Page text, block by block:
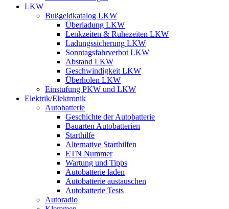
LKW
Bußgeldkatalog LKW
Überladung LKW
Lenkzeiten & Ruhezeiten LKW
Ladungssicherung LKW
Sonntagsfahrverbot LKW
Abstand LKW
Geschwindigkeit LKW
Überholen LKW
Einstufung PKW und LKW
Elektrik/Elektronik
Autobatterie
Geschichte der Autobatterie
Bauarten Autobatterien
Starthilfe
Alternative Starthilfen
ETN Nummer
Wartung und Tipps
Autobatterie laden
Autobatterie austauschen
Autobatterie Tests
Autoradio